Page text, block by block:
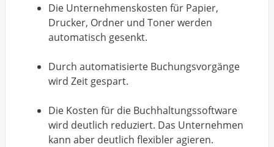
Die Unternehmenskosten für Papier,
Drucker, Ordner und Toner werden
automatisch gesenkt.
Durch automatisierte Buchungsvorgänge
wird Zeit gespart.
Die Kosten für die Buchhaltungssoftware
wird deutlich reduziert. Das Unternehmen
kann aber deutlich flexibler agieren.